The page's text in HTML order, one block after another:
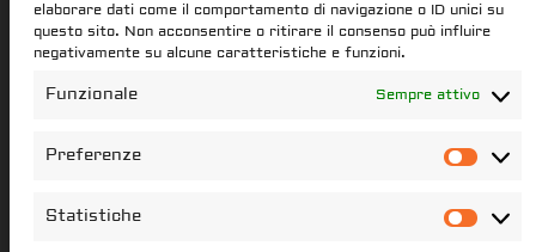
elaborare dati come il comportamento di navigazione o ID unici su
questo sito. Non acconsentire o ritirare il consenso può influire
negativamente su alcune caratteristiche e funzioni.
Funzionale Sempre attivo
Preferenze
Statistiche
star-citizen.it is a Star Citizen fan
website. Star Citizen and Squadron42
trademarks are the properties of the